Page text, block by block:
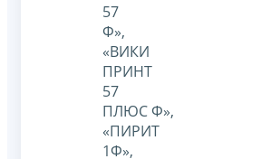
57
Ф»,
«ВИКИ
ПРИНТ
57
ПЛЮС Ф»,
«ПИРИТ
1Ф»,